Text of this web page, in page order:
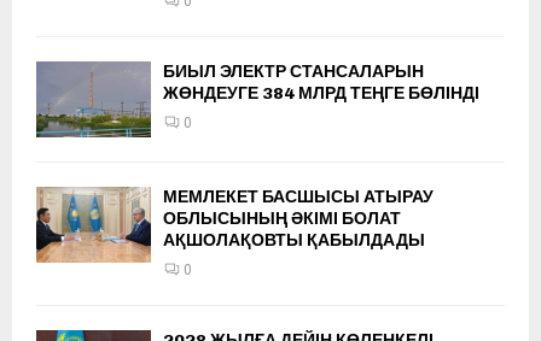
БИЫЛ ЭЛЕКТР СТАНСАЛАРЫН
ЖӨНДЕУГЕ 384 МЛРД ТЕҢГЕ БӨЛІНДІ
0
МЕМЛЕКЕТ БАСШЫСЫ АТЫРАУ
ОБЛЫСЫНЫҢ ӘКІМІ БОЛАТ
АҚШОЛАҚОВТЫ ҚАБЫЛДАДЫ
0